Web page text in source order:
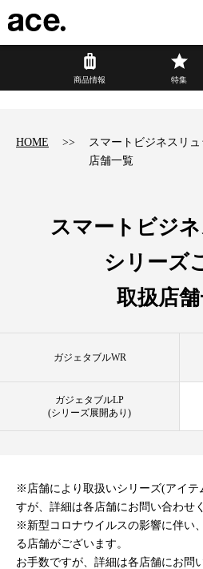
商品情報
トラベル・
カジュアル
特集
商品情報 特集
HOME
スマートビジネスリ
店舗一覧
スマートビジ
シリーズ
取扱店
ガジェタブルWR
ガジェタブルLP
(シリーズ展開あり)
※店舗により取扱いシリーズ(アイテ
すが、詳細は各店舗にお問い合わせ
※新型コロナウイルスの影響に伴い
る店舗がございます。
お手数ですが、詳細は各店舗にお問